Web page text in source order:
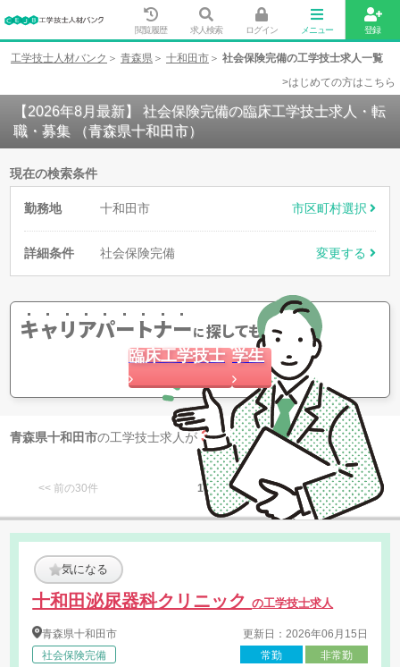
閲覧履歴 求人検索 ログイン メニュー 登録
工学技士人材バンク 青森県 十和田市
社会保険完備の工学技士求人一覧
>はじめての方はこちら
【2026年8月最新】 社会保険完備の臨床工学技士求人・転
職・募集 （青森県十和田市）
現在の検索条件
勤務地 十和田市 市区町村選択
詳細条件 社会保険完備 変更する
キャリアパートナーに探してもらう
臨床工学技士 学生
青森県十和田市の工学技士求人が 3 件 見つかりました
<< 前の30件 1 次の30件 >>
気になる
十和田泌尿器科クリニックの工学技士求人
青森県十和田市
社会保険完備
更新日：2026年06月15日
常勤
非常勤